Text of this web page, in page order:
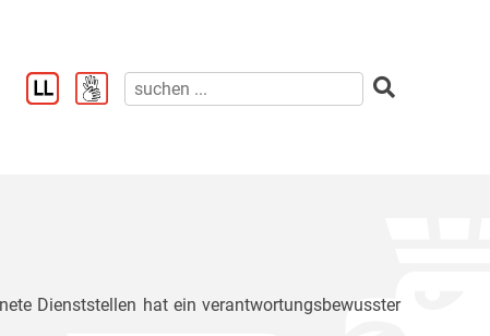
Dienststellen hat ein verantwortungsbewusster